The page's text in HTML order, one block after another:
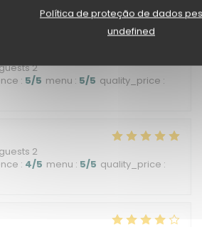
Política de proteção de dados
undefined
et le personnel accueillant
2
: 5/5 menu : 5/5 quality_price :
2
: 4/5 menu : 5/5 quality_price :